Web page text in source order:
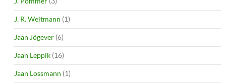
J. R. Weltmann (1)
Jaan Jõgever (6)
Jaan Leppik (16)
Jaan Lossmann (1)